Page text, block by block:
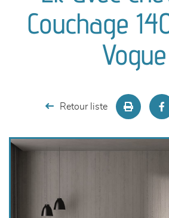
meubles de complément
chambres et dressing
Couchage
Vogue
Retour liste